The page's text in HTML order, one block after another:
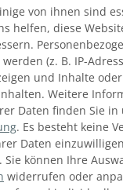
von ihnen sind
helfen, diese
(z. B. IP-
und Inhalte
Weitere
Daten finden Sie in
. Es besteht keine
Daten
Sie können Ihre
widerrufen oder